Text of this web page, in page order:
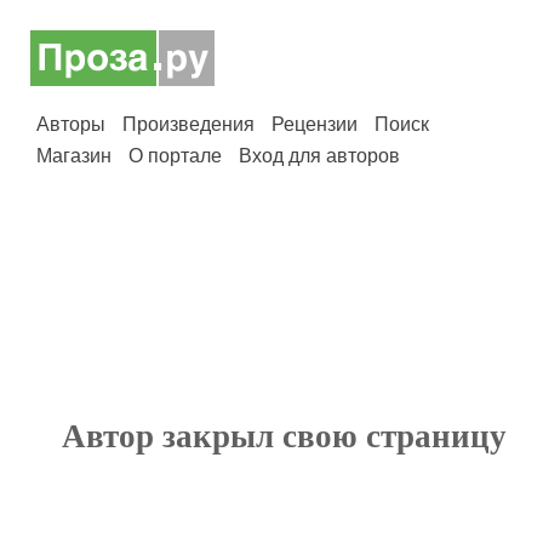
Авторы Произведения Рецензии
Поиск
Магазин
О портале Вход для авторов
Автор закрыл свою страницу